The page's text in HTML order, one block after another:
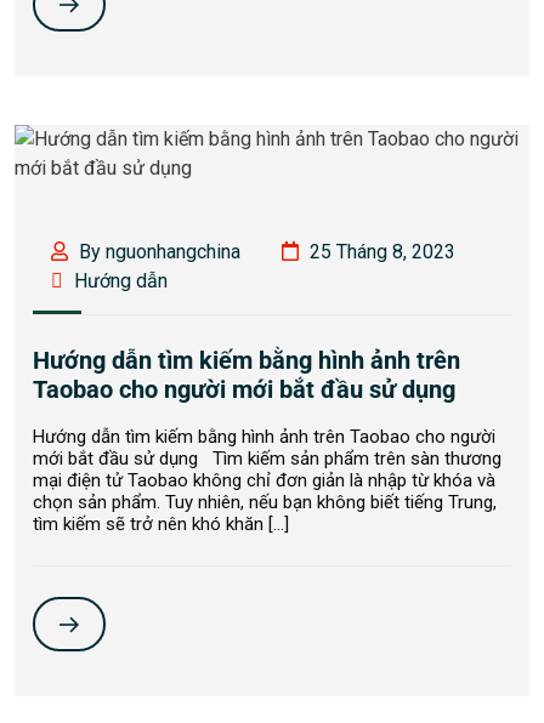
By nguonhangchina
25 Tháng 8, 2023
Hướng dẫn
Hướng dẫn tìm kiếm bằng hình ảnh trên
Taobao cho người mới bắt đầu sử dụng
Hướng dẫn tìm kiếm bằng hình ảnh trên Taobao cho người
mới bắt đầu sử dụng Tìm kiếm sản phẩm trên sàn thương
mại điện tử Taobao không chỉ đơn giản là nhập từ khóa và
chọn sản phẩm. Tuy nhiên, nếu bạn không biết tiếng Trung,
tìm kiếm sẽ trở nên khó khăn […]